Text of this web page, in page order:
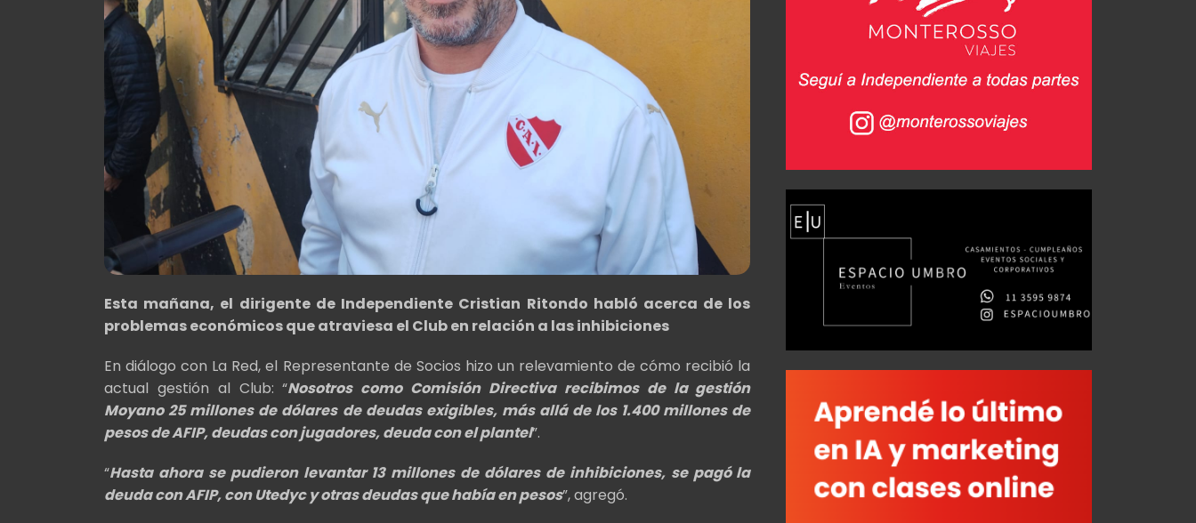
Esta mañana, el dirigente de Independiente Cristian Ritondo habló acerca de los
problemas económicos que atraviesa el Club en relación a las inhibiciones
En diálogo con La Red, el Representante de Socios hizo un relevamiento de cómo recibió la
actual gestión al Club: “Nosotros como Comisión Directiva recibimos de la gestión
Moyano 25 millones de dólares de deudas exigibles, más allá de los 1.400 millones de
pesos de AFIP, deudas con jugadores, deuda con el plantel”.
“Hasta ahora se pudieron levantar 13 millones de dólares de inhibiciones, se pagó la
deuda con AFIP, con Utedyc y otras deudas que había en pesos”, agregó.